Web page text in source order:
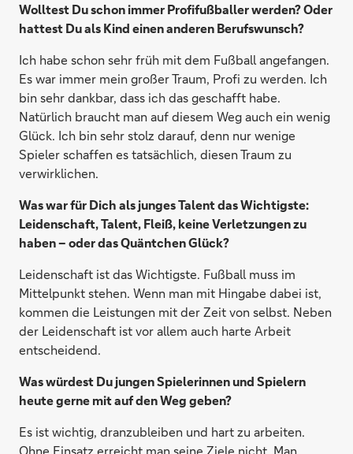
Wolltest Du schon immer Profifußballer werden? Oder
hattest Du als Kind einen anderen Berufswunsch?
Ich habe schon sehr früh mit dem Fußball angefangen.
Es war immer mein großer Traum, Profi zu werden. Ich
bin sehr dankbar, dass ich das geschafft habe.
Natürlich braucht man auf diesem Weg auch ein wenig
Glück. Ich bin sehr stolz darauf, denn nur wenige
Spieler schaffen es tatsächlich, diesen Traum zu
verwirklichen.
Was war für Dich als junges Talent das Wichtigste:
Leidenschaft, Talent, Fleiß, keine Verletzungen zu
haben – oder das Quäntchen Glück?
Leidenschaft ist das Wichtigste. Fußball muss im
Mittelpunkt stehen. Wenn man mit Hingabe dabei ist,
kommen die Leistungen mit der Zeit von selbst. Neben
der Leidenschaft ist vor allem auch harte Arbeit
entscheidend.
Was würdest Du jungen Spielerinnen und Spielern
heute gerne mit auf den Weg geben?
Es ist wichtig, dranzubleiben und hart zu arbeiten.
Ohne Einsatz erreicht man seine Ziele nicht. Man